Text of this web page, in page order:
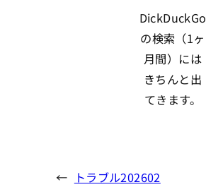
DickDuckGo
の検索（1ヶ
月間）には
きちんと出
てきます。
← トラブル202602